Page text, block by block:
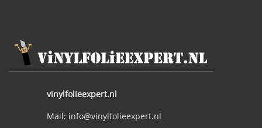
vinylfolieexpert.nl
Mail: info@vinylfolieexpert.nl